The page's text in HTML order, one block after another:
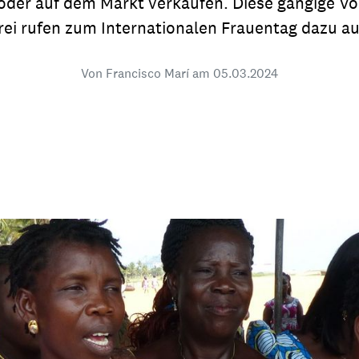
Stipendien
Jugend &
Regionale Kontakte
rufen zum Internationalen Frauentag dazu
Von Francisco Marí am 05.03.2024